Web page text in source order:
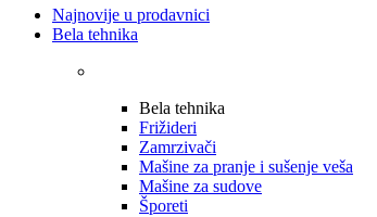
Najnovije u prodavnici
Bela tehnika
Bela tehnika
Frižideri
Zamrzivači
Mašine za pranje i sušenje veša
Mašine za sudove
Šporeti